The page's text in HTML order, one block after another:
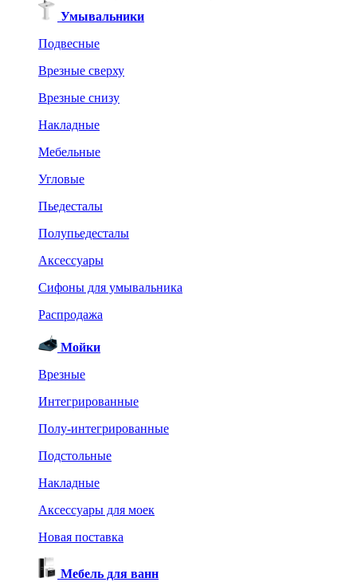
Умывальники
Подвесные
Врезные сверху
Врезные снизу
Накладные
Мебельные
Угловые
Пьедесталы
Полупьедесталы
Аксессуары
Сифоны для умывальника
Распродажа
Мойки
Врезные
Интегрированные
Полу-интегрированные
Подстольные
Накладные
Аксессуары для моек
Новая поставка
Мебель для ванн